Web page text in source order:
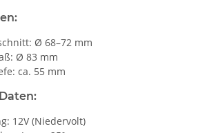
Ø 68–72 mm
Ø 83 mm
ca. 55 mm
12V (Niedervolt)